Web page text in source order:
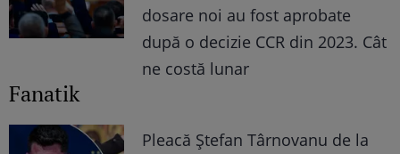
dosare noi au fost aprobate
după o decizie CCR din 2023. Cât
ne costă lunar
Fanatik
Pleacă Ștefan Târnovanu de la